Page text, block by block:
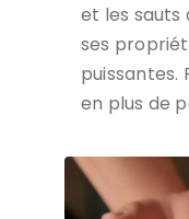
et les sauts
ses
puissantes.
en plus de